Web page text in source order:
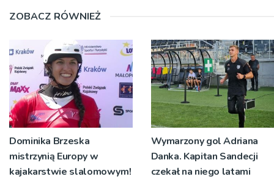
ZOBACZ RÓWNIEŻ
Dominika Brzeska
mistrzynią Europy w
kajakarstwie slalomowym!
Wymarzony gol Adriana
Danka. Kapitan Sandecji
czekał na niego latami